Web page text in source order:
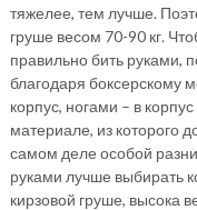
тяжелее, тем лучше.
груше весом 70-90 кг.
правильно бить руками,
благодаря боксерскому
корпус, ногами – в
материале, из которого
самом деле особой
руками лучше выбирать
кирзовой груше, высока